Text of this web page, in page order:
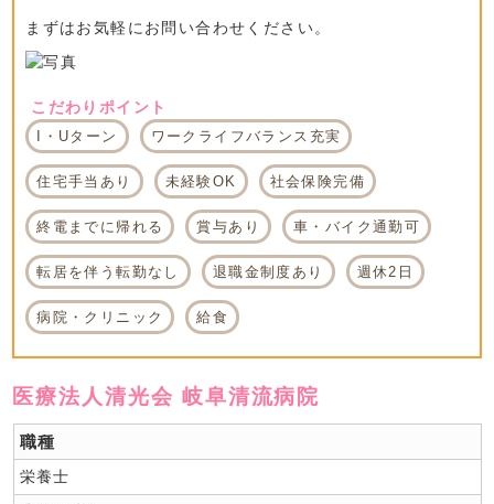
まずはお気軽にお問い合わせください。
こだわりポイント
I・Uターン ワークライフバランス充実
住宅手当あり 未経験OK 社会保険完備
終電までに帰れる 賞与あり 車・バイク通勤可
転居を伴う転勤なし 退職金制度あり 週休2日
病院・クリニック 給食
医療法人清光会 岐阜清流病院
職種
栄養士